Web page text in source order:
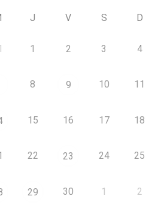
J V S D
1 2 3 4
8 9 10 11
15 16 17 18
22 23 24 25
29 30 1 2